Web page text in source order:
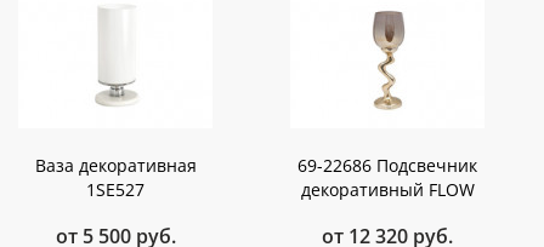
Ваза декоративная
1SE527
от 5 500 руб.
69-22686 Подсвечник
декоративный FLOW
от 12 320 руб.